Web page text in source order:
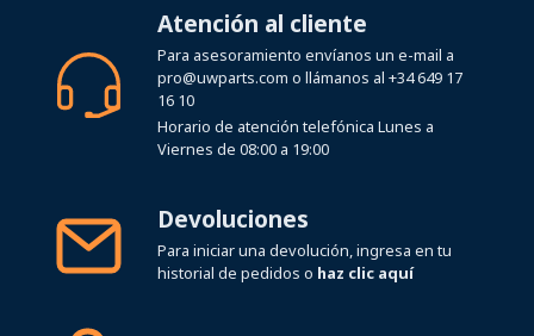
Para asesoramiento envíanos un e-mail a
pro@uwparts.com o llámanos al
16 10
Horario de atención telefónica Lunes a
Viernes de 08:00 a 19:00
Para iniciar una devolución, ingresa en tu
historial de pedidos o